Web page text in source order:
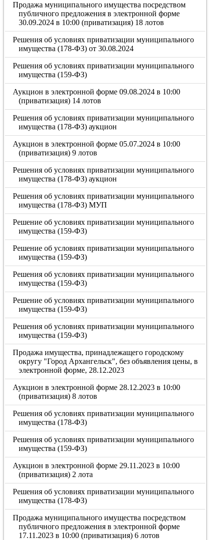
Продажа муниципального имущества посредством
публичного предложения в электронной форме
30.09.2024 в 10:00 (приватизация) 18 лотов
Решения об условиях приватизации муниципального
имущества (178-ФЗ) от 30.08.2024
Решения об условиях приватизации муниципального
имущества (159-ФЗ)
Аукцион в электронной форме 09.08.2024 в 10:00
(приватизация) 14 лотов
Решения об условиях приватизации муниципального
имущества (178-ФЗ) аукцион
Аукцион в электронной форме 05.07.2024 в 10:00
(приватизация) 9 лотов
Решения об условиях приватизации муниципального
имущества (178-ФЗ) аукцион
Решения об условиях приватизации муниципального
имущества (178-ФЗ) МУП
Решение об условиях приватизации муниципального
имущества (159-ФЗ)
Решение об условиях приватизации муниципального
имущества (159-ФЗ)
Решения об условиях приватизации муниципального
имущества (159-ФЗ)
Решение об условиях приватизации муниципального
имущества (159-ФЗ)
Решения об условиях приватизации муниципального
имущества (159-ФЗ)
Продажа имущества, принадлежащего городскому
округу "Город Архангельск", без объявления цены, в
электронной форме, 28.12.2023
Аукцион в электронной форме 28.12.2023 в 10:00
(приватизация) 8 лотов
Решения об условиях приватизации муниципального
имущества (178-ФЗ)
Решения об условиях приватизации муниципального
имущества (159-ФЗ)
Аукцион в электронной форме 29.11.2023 в 10:00
(приватизация) 2 лота
Решения об условиях приватизации муниципального
имущества (178-ФЗ)
Продажа муниципального имущества посредством
публичного предложения в электронной форме
17.11.2023 в 10:00 (приватизация) 6 лотов